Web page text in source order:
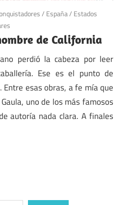
/ España/ Estados
de California
perdió la cabeza por leer
Ese es el punto de
Entre esas obras, a fe mía que
uno de los más famosos
autoría nada clara. A finales